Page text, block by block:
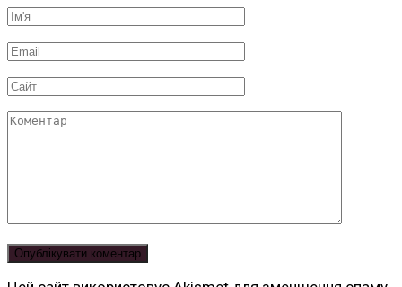
Ім'я
*
Email
*
Сайт
Коментар